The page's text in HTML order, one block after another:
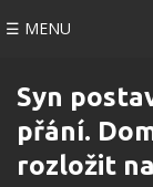
☰ MENU
Syn
přání.
rozložit